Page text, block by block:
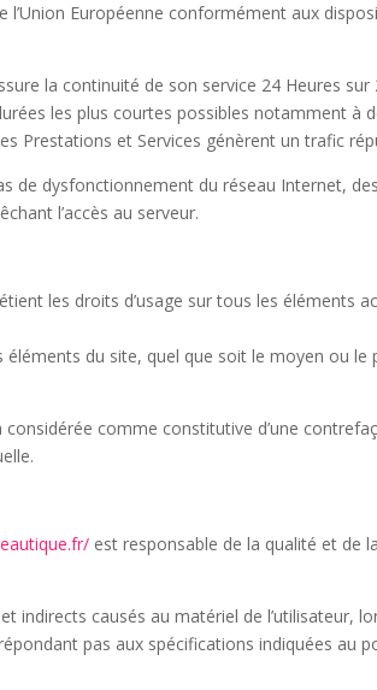
Européenne conformément aux
la continuité de son service 24 Heures
les plus courtes possibles notamment à
Prestations et Services génèrent un trafic
de dysfonctionnement du réseau Internet,
l’accès au serveur.
les droits d’usage sur tous les éléments
du site, quel que soit le moyen ou le
comme constitutive d’une
est responsable de la qualité et de
causés au matériel de l’utilisateur,
pas aux spécifications indiquées au